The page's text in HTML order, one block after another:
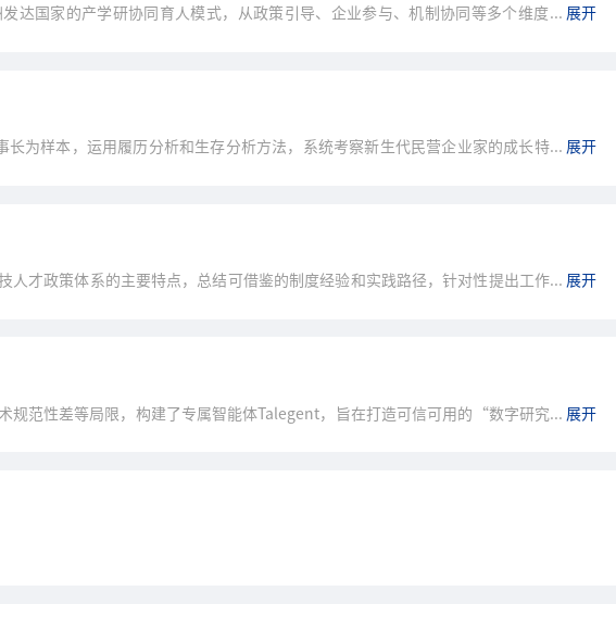
达国家的产学研协同育人模式，从政策引导、企业参与、机制协同等多个维度深入探
... 展开
为样本，运用履历分析和生存分析方法，系统考察新生代民营企业家的成长特征与影
... 展开
人才政策体系的主要特点，总结可借鉴的制度经验和实践路径，针对性提出工作和政策
... 展开
规范性差等局限，构建了专属智能体Talegent，旨在打造可信可用的“数字研究员”，
... 展开